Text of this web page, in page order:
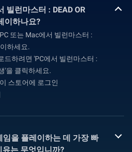
빌런마스터 : DEAD OR
이하나요?
또는 Mac에서 빌런마스터 :
하세요.
드하려면 'PC에서 빌런마스터 :
'을 클릭하세요.
스토어에 로그인
을 플레이하는 데 가장 빠
는 무엇입니까?